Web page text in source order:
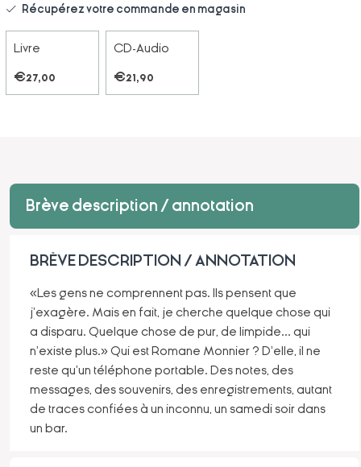
Récupérez votre commande en magasin
Livre
€27,00
CD-Audio
€21,90
Brève description / annotation
BRÈVE DESCRIPTION / ANNOTATION
«Les gens ne comprennent pas. Ils pensent que
j'exagère. Mais en fait, je cherche quelque chose qui
a disparu. Quelque chose de pur, de limpide... qui
n'existe plus.» Qui est Romane Monnier ? D'elle, il ne
reste qu'un téléphone portable. Des notes, des
messages, des souvenirs, des enregistrements, autant
de traces confiées à un inconnu, un samedi soir dans
un bar.